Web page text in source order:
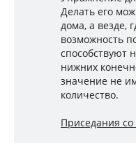
Делать его
дома, а везде,
возможность
способствуют
нижних
значение не
количество.
Приседания